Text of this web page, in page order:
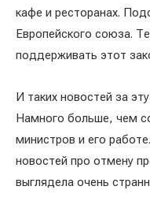
кафе и ресторанах.
Европейского союза.
поддерживать этот
И таких новостей за
Намного больше, чем
министров и его
новостей про отмену
выглядела очень